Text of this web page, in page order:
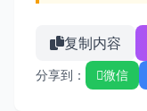
复制内容
分享到： 微信